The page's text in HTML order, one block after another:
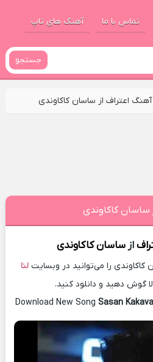
تماس با ما آهنگ های تاپ
جستجو
آهنگ اعتراف از ساسان کاکاوندی
ساسان کاکاوندی
ازساسان کاکاوندی
را می‌توانید در وبسایت لنا
گوش دهید و دانلود کنید.
Download New Song Sasan